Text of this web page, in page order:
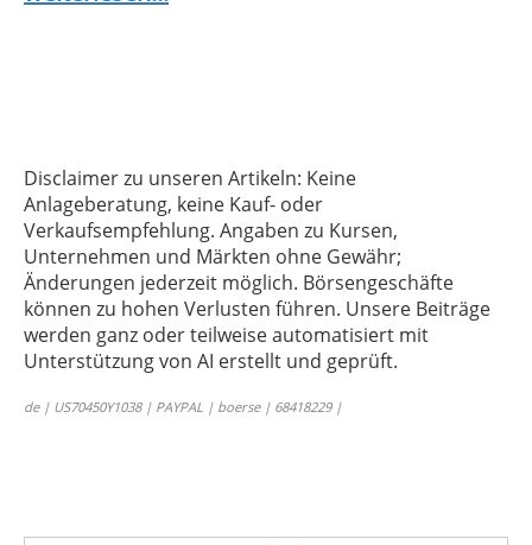
Disclaimer zu unseren Artikeln: Keine
Anlageberatung, keine Kauf- oder
Verkaufsempfehlung. Angaben zu Kursen,
Unternehmen und Märkten ohne Gewähr;
Änderungen jederzeit möglich. Börsengeschäfte
können zu hohen Verlusten führen. Unsere Beiträge
werden ganz oder teilweise automatisiert mit
Unterstützung von AI erstellt und geprüft.
de | US70450Y1038 | PAYPAL | boerse | 68418229 |